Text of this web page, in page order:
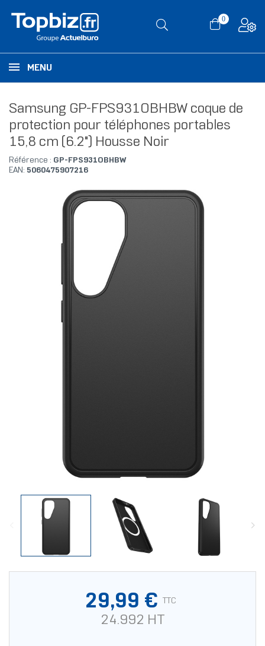
0
MENU
Samsung GP-FPS931OBHBW coque de
protection pour téléphones portables
15,8 cm (6.2") Housse Noir
Référence : GP-FPS931OBHBW
EAN: 5060475907216
29,99 € TTC
24.992 HT